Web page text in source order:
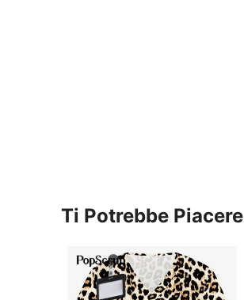
Ti Potrebbe Piacere